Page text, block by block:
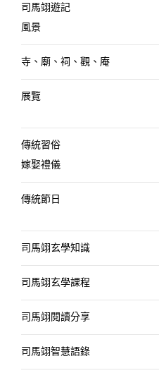
司馬翊遊記
風景
寺、廟、祠、觀、庵
展覽
傳統習俗
嫁娶禮儀
傳統節日
司馬翊玄學知識
司馬翊玄學課程
司馬翊閱讀分享
司馬翊智慧語錄